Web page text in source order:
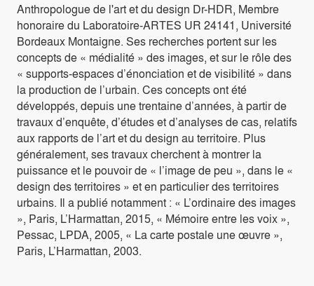
Anthropologue de l'art et du design Dr-HDR, Membre
honoraire du Laboratoire-ARTES UR 24141, Université
Bordeaux Montaigne. Ses recherches portent sur les
concepts de « médialité » des images, et sur le rôle des
« supports-espaces d’énonciation et de visibilité » dans
la production de l’urbain. Ces concepts ont été
développés, depuis une trentaine d’années, à partir de
travaux d’enquête, d’études et d’analyses de cas, relatifs
aux rapports de l’art et du design au territoire. Plus
généralement, ses travaux cherchent à montrer la
puissance et le pouvoir de « l’image de peu », dans le «
design des territoires » et en particulier des territoires
urbains. Il a publié notamment : « L’ordinaire des images
», Paris, L’Harmattan, 2015, « Mémoire entre les voix »,
Pessac, LPDA, 2005, « La carte postale une œuvre »,
Paris, L’Harmattan, 2003.